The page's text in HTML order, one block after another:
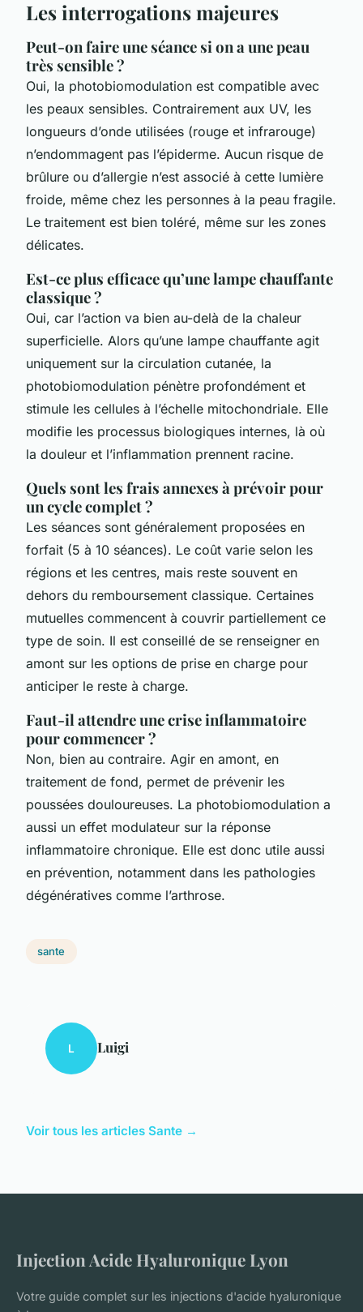
Les interrogations majeures
Peut-on faire une séance si on a une peau
très sensible ?
Oui, la photobiomodulation est compatible avec
les peaux sensibles. Contrairement aux UV, les
longueurs d’onde utilisées (rouge et infrarouge)
n’endommagent pas l’épiderme. Aucun risque de
brûlure ou d’allergie n’est associé à cette lumière
froide, même chez les personnes à la peau fragile.
Le traitement est bien toléré, même sur les zones
délicates.
Est-ce plus efficace qu’une lampe chauffante
classique ?
Oui, car l’action va bien au-delà de la chaleur
superficielle. Alors qu’une lampe chauffante agit
uniquement sur la circulation cutanée, la
photobiomodulation pénètre profondément et
stimule les cellules à l’échelle mitochondriale. Elle
modifie les processus biologiques internes, là où
la douleur et l’inflammation prennent racine.
Quels sont les frais annexes à prévoir pour
un cycle complet ?
Les séances sont généralement proposées en
forfait (5 à 10 séances). Le coût varie selon les
régions et les centres, mais reste souvent en
dehors du remboursement classique. Certaines
mutuelles commencent à couvrir partiellement ce
type de soin. Il est conseillé de se renseigner en
amont sur les options de prise en charge pour
anticiper le reste à charge.
Faut-il attendre une crise inflammatoire
pour commencer ?
Non, bien au contraire. Agir en amont, en
traitement de fond, permet de prévenir les
poussées douloureuses. La photobiomodulation a
aussi un effet modulateur sur la réponse
inflammatoire chronique. Elle est donc utile aussi
en prévention, notamment dans les pathologies
dégénératives comme l’arthrose.
sante
L Luigi
Voir tous les articles Sante →
Injection Acide Hyaluronique Lyon
Votre guide complet sur les injections d'acide hyaluronique